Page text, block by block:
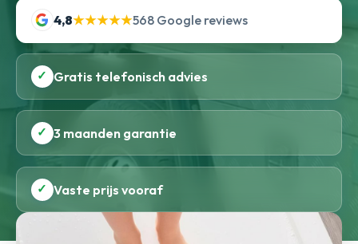
4,8★★★★★568 Google reviews
✓ Gratis telefonisch advies
✓ 3 maanden garantie
✓ Vaste prijs vooraf